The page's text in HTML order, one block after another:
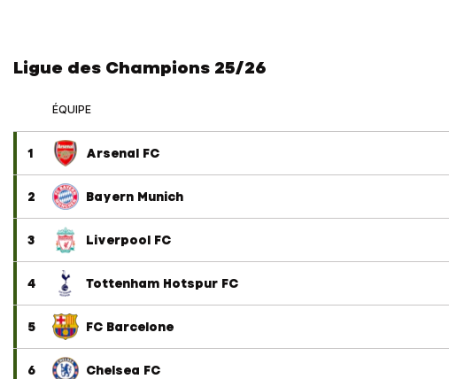
Ligue des Champions 25/26
ÉQUIPE
1 Arsenal FC
2 Bayern Munich
3 Liverpool FC
4 Tottenham Hotspur FC
5 FC Barcelone
6 Chelsea FC